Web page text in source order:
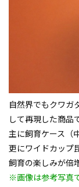
自然界でもクワガ
して再現した商品
主に飼育ケース（
更にワイドカップ
飼育の楽しみが倍
※画像は参考写真